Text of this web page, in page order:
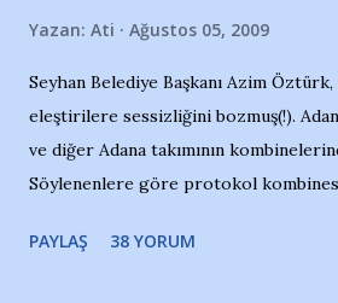
Yazan: Ati Ağustos 05, 2009
Seyhan Belediye Başkanı Azim
eleştirilere sessizliğini bozmuş(!).
ve diğer Adana takımının
Söylenenlere göre protokol kombinesi
ki kombineyi Bekir Başkan'dan
PAYLAŞ 38 YORUM